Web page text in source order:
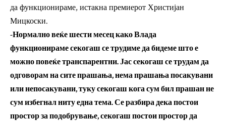
да функционираме, истакна премиерот Христијан
Мицкоски.
-Нормално веќе шести месец како Влада
функционираме секогаш се трудиме да бидеме што е
можно повеќе транспарентни. Јас секогаш се трудам да
одговорам на сите прашања, нема прашања посакувани
или непосакувани, туку секогаш кога сум бил прашан не
сум избегнал ниту една тема. Се разбира дека постои
простор за подобрување, секогаш постои простор да